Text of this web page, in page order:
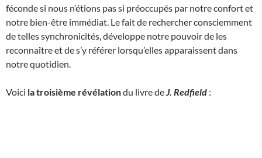
féconde si nous n’étions pas si préoccupés par notre confort et
notre bien-être immédiat. Le fait de rechercher consciemment
de telles synchronicités, développe notre pouvoir de les
reconnaître et de s’y référer lorsqu’elles apparaissent dans
notre quotidien.
Voici la troisième révélationdu livre de J. Redfield :